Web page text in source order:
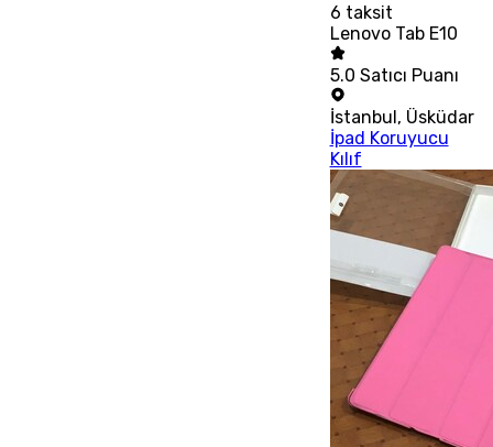
6 taksit
Lenovo Tab E10
5.0 Satıcı Puanı
İstanbul, Üsküdar
İpad Koruyucu
Kılıf